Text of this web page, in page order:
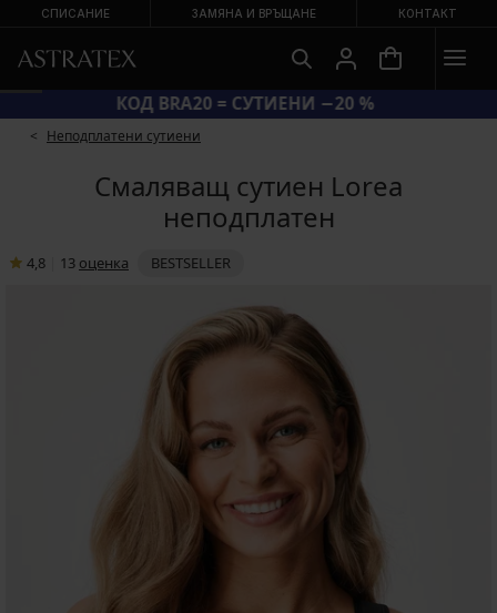
СПИСАНИЕ ЗАМЯНА И ВРЪЩАНЕ КОНТАКТ
КОД BRA20 = СУТИЕНИ −20 %
Неподплатени сутиени
Смаляващ сутиен Lorea
неподплатен
4,8 13 oценка BESTSELLER